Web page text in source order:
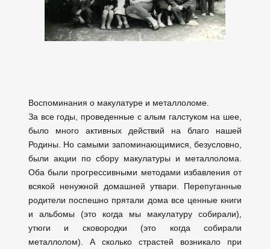
Воспоминания о макулатуре и металлоломе.
За все годы, проведенные с алым галстуком на шее,
было много активных действий на благо нашей
Родины. Но самыми запоминающимися, безусловно,
были акции по сбору макулатуры и металлолома.
Оба были прогрессивными методами избавления от
всякой ненужной домашней утвари. Перепуганные
родители поспешно прятали дома все ценные книги
и альбомы (это когда мы макулатуру собирали),
утюги и сковородки (это когда собирали
металлолом). А сколько страстей возникало при